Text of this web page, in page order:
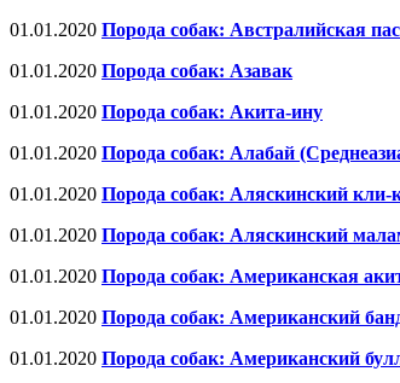
01.01.2020 Порода собак: Австралийская
01.01.2020 Порода собак: Азавак
01.01.2020 Порода собак: Акита-ину
01.01.2020 Порода собак: Алабай
01.01.2020 Порода собак: Аляскинский кли-
01.01.2020 Порода собак: Аляскинский
01.01.2020 Порода собак: Американская
01.01.2020 Порода собак: Американский
01.01.2020 Порода собак: Американский